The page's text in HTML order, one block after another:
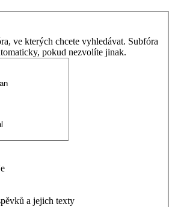
ve kterých chcete vyhledávat. Subfóra
pokud nezvolíte jinak.
a jejich texty